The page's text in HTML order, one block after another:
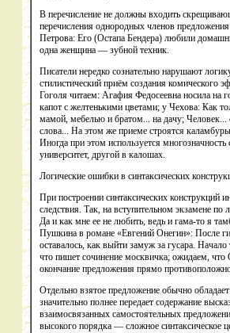
В перечисление не должны входить
перечисления однородных членов
Петрова: Его (Остапа Бендера) любили
одна женщина — зубной техник.
Писатели нередко сознательно нарушают
стилистический приём создания комического
Гоголя читаем: Агафия Федосеевна носила на
капот с желтенькими цветами; у Чехова: Как
мамой, мебелью и братом... на дачу; Человек...
слова... На этом же приеме строятся
Иногда при этом используется
университет, другой в калошах.
Логические ошибки в синтаксических
При построении синтаксических конструкций
следствия. Так, на вступительном экзамене
Да и как мне ее не любить, ведь и гама-то я
Пушкина в романе «Евгений Онегин»: После
оставалось, как выйти замуж за гусара.
что пишет сочинение москвичка; ожидаем, что
окончание предложения прямо
Отдельно взятое предложение обычно
значительно полнее передает содержание
взаимосвязанных самостоятельных
высокого порядка — сложное синтаксическое